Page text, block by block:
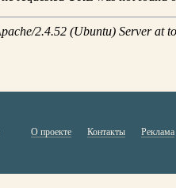
О проекте Контакты Реклама